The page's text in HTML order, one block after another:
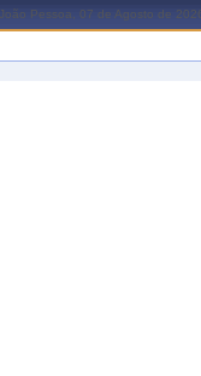
João Pessoa, 07 de Agosto de